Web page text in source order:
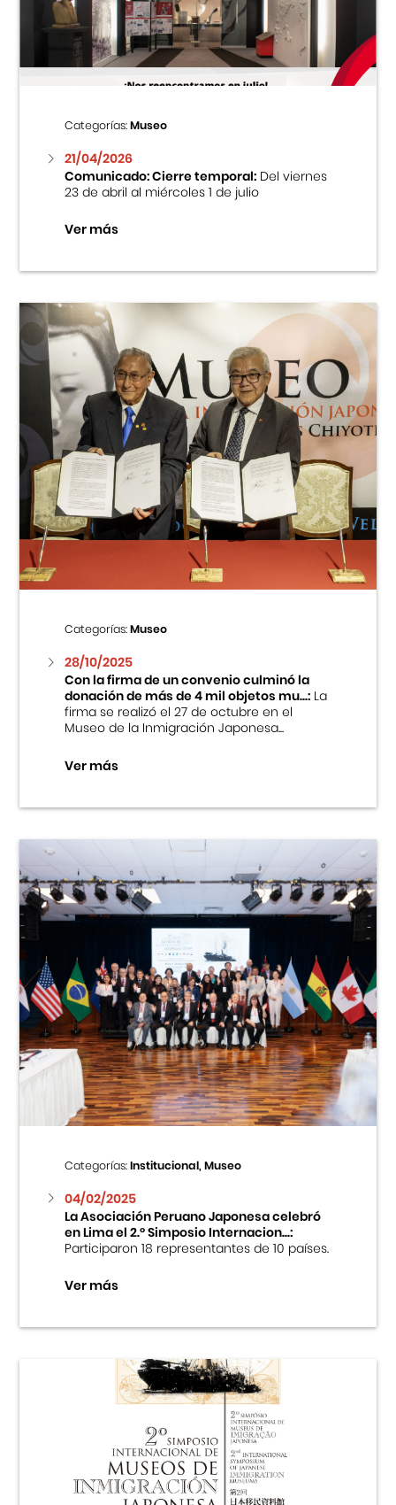
Centro Cultural Peruano Japonés
Museo de la Inmigración Japonesa
Fondo Editorial
Teatro Peruano Japonés
Categorías:Museo
21/04/2026
Comunicado: Cierre temporal:Del viernes
23 de abril al miércoles 1 de julio
Ver más
Categorías:Museo
28/10/2025
Con la firma de un convenio culminó la
donación de más de 4 mil objetos mu...:La
firma se realizó el 27 de octubre en el
Museo de la Inmigración Japonesa...
Ver más
Categorías:Institucional, Museo
04/02/2025
La Asociación Peruano Japonesa celebró
en Lima el 2.º Simposio Internacion...:
Participaron 18 representantes de 10 países.
Ver más